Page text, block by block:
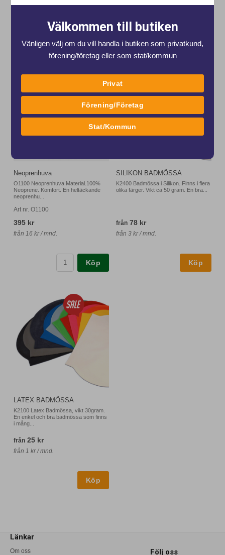
från 17 kr / mnd. från 14 kr / mnd.
Neoprenhuva
O1100 Neoprenhuva Material.100%
Neoprene. Komfort. En heltäckande
neoprenhu...
Art nr. O1100
395 kr
från 16 kr / mnd.
Köp
SILIKON BADMÖSSA
K2400 Badmössa i Silikon. Finns i flera
olika färger. Vikt ca 50 gram. En bra...
från 78 kr
från 3 kr / mnd.
LATEX BADMÖSSA
K2100 Latex Badmössa, vikt 30gram.
En enkel och bra badmössa som finns
i mång...
från 25 kr
från 1 kr / mnd.
Länkar
Om oss Följ oss
Välkommen till butiken
Vänligen välj om du vill handla i butiken som privatkund,
förening/företag eller som stat/kommun
Privat
Förening/Företag
Stat/Kommun